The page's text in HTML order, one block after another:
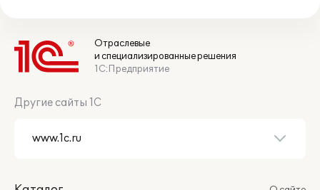
Отраслевые
и специализированные решения
1С:Предприятие
Другие сайты 1С